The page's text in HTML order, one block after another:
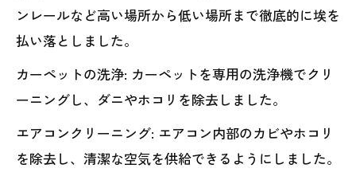
ンレールなど高い場所から低い場所まで徹底的に埃を
払い落としました。
カーペットの洗浄: カーペットを専用の洗浄機でクリ
ーニングし、ダニやホコリを除去しました。
エアコンクリーニング: エアコン内部のカビやホコリ
を除去し、清潔な空気を供給できるようにしました。